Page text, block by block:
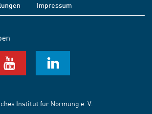
Impressum
Institut für Normung e. V.